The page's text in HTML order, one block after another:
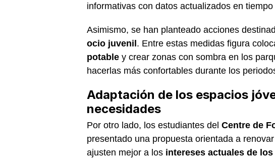
informativas con datos actualizados en
Asimismo, se han planteado acciones
ocio juvenil. Entre estas medidas figura
potable y crear zonas con sombra en los
hacerlas más confortables durante los
Adaptación de los espacios
necesidades
Por otro lado, los estudiantes del Centre de
presentado una propuesta orientada a
ajusten mejor a los intereses actuales de